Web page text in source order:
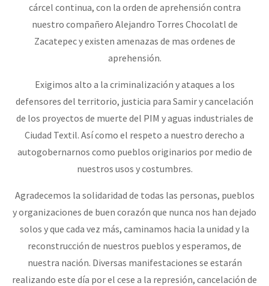
cárcel continua, con la orden de aprehensión contra
nuestro compañero Alejandro Torres Chocolatl de
Zacatepec y existen amenazas de mas ordenes de
aprehensión.
Exigimos alto a la criminalización y ataques a los
defensores del territorio, justicia para Samir y cancelación
de los proyectos de muerte del PIM y aguas industriales de
Ciudad Textil. Así como el respeto a nuestro derecho a
autogobernarnos como pueblos originarios por medio de
nuestros usos y costumbres.
Agradecemos la solidaridad de todas las personas, pueblos
y organizaciones de buen corazón que nunca nos han dejado
solos y que cada vez más, caminamos hacia la unidad y la
reconstrucción de nuestros pueblos y esperamos, de
nuestra nación. Diversas manifestaciones se estarán
realizando este día por el cese a la represión, cancelación de